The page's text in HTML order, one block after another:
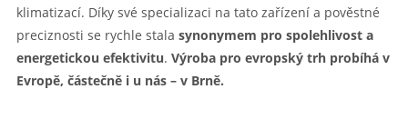
klimatizací. Díky své specializaci na tato zařízení a pověstné
preciznosti se rychle stala synonymem pro spolehlivost a
energetickou efektivitu. Výroba pro evropský trh probíhá v
Evropě, částečně i u nás – v Brně.